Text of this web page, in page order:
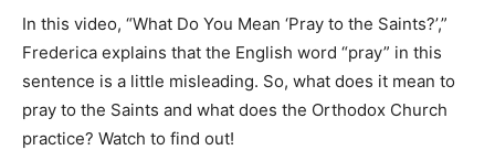
In this video, “What Do You Mean ‘Pray to the Saints?’,”
Frederica explains that the English word “pray” in this
sentence is a little misleading. So, what does it mean to
pray to the Saints and what does the Orthodox Church
practice? Watch to find out!